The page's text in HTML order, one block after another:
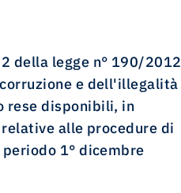
della legge n° 190/2012
e dell'illegalità
rese disponibili, in
alle procedure di
1° dicembre